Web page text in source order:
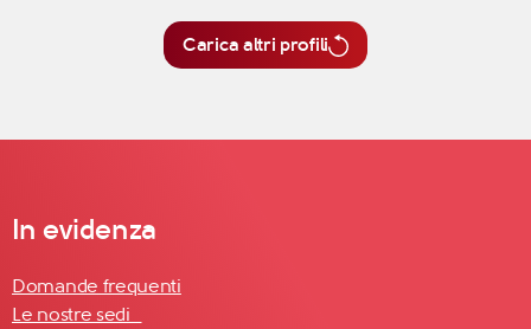
Carica altri profili
In evidenza
Domande frequenti
Le nostre sedi